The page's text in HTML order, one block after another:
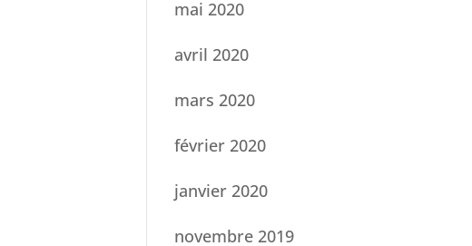
mai 2020
avril 2020
mars 2020
février 2020
janvier 2020
novembre 2019